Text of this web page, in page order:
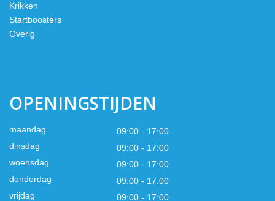
Krikken
Startboosters
Overig
OPENINGSTIJDEN
maandag
09:00 - 17:00
dinsdag
09:00 - 17:00
woensdag
09:00 - 17:00
donderdag
09:00 - 17:00
vrijdag
09:00 - 17:00